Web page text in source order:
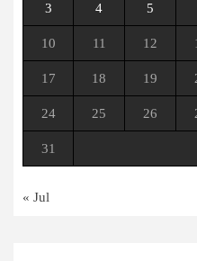
3 4 5
10 11 12
17 18 19
24 25 26
31
« Jul